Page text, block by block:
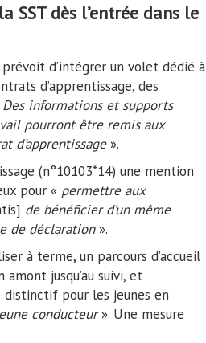
SST dès l’entrée dans le
d’intégrer un volet dédié à
d’apprentissage, des
Des informations et supports
pourront être remis aux
d’apprentissage».
(n°10103*14) une mention
pour « permettre aux
de bénéficier d’un même
de déclaration».
à terme, un parcours d’accueil
jusqu’au suivi, et
distinctif pour les jeunes en
conducteur». Une mesure